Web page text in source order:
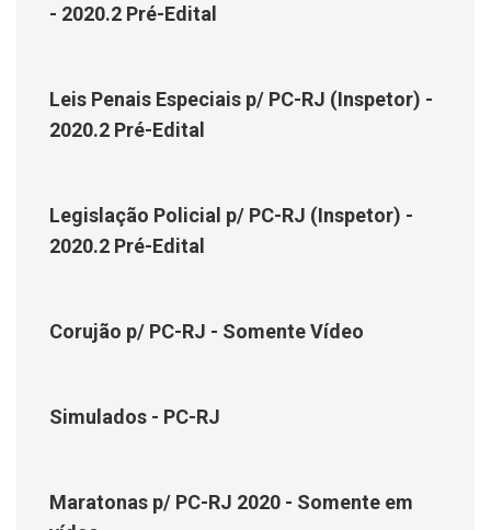
- 2020.2 Pré-Edital
Leis Penais Especiais p/ PC-RJ (Inspetor) -
2020.2 Pré-Edital
Legislação Policial p/ PC-RJ (Inspetor) -
2020.2 Pré-Edital
Corujão p/ PC-RJ - Somente Vídeo
Simulados - PC-RJ
Maratonas p/ PC-RJ 2020 - Somente em